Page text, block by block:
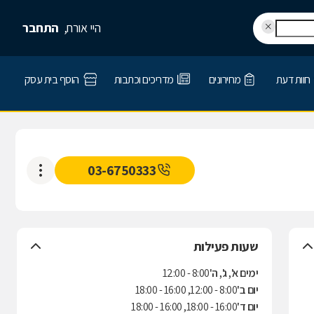
היי אורח, התחבר
חוות דעת מחירונים מדריכים וכתבות הוסף בית עסק
03-6750333
שעות פעילות
ימים א', ג', ה'8:00 - 12:00
יום ב'8:00 - 12:00, 16:00 - 18:00
יום ד'16:00 - 18:00, 16:00 - 18:00